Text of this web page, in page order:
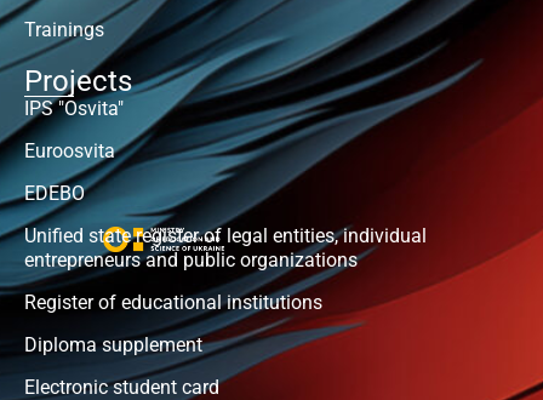
Trainings
Projects
IPS "Osvita"
Euroosvita
EDEBO
Unified state register of legal entities, individual
entrepreneurs and public organizations
Register of educational institutions
Diploma supplement
Electronic student card